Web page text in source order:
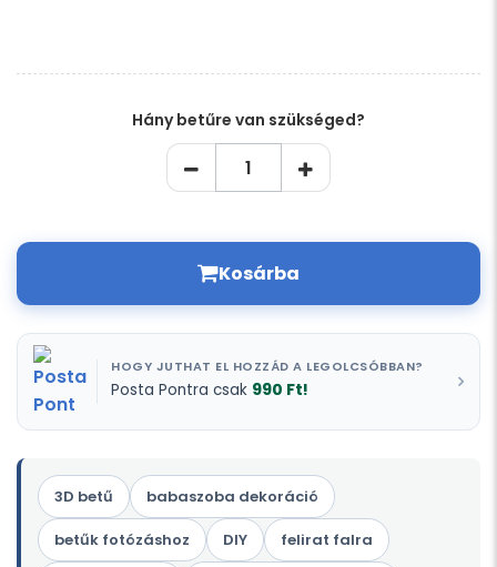
Hány betűre van szükséged?
Kosárba
HOGY JUTHAT EL HOZZÁD A LEGOLCSÓBBAN?
Posta Pontra csak 990 Ft!
3D betű babaszoba dekoráció
betűk fotózáshoz DIY felirat falra